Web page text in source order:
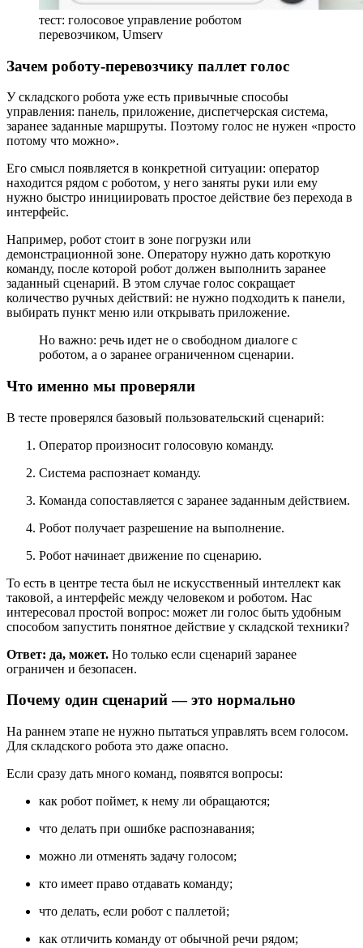
тест: голосовое управление роботом
перевозчиком, Umserv
Зачем роботу-перевозчику паллет голос
У складского робота уже есть привычные способы
управления: панель, приложение, диспетчерская система,
заранее заданные маршруты. Поэтому голос не нужен «просто
потому что можно».
Его смысл появляется в конкретной ситуации: оператор
находится рядом с роботом, у него заняты руки или ему
нужно быстро инициировать простое действие без перехода в
интерфейс.
Например, робот стоит в зоне погрузки или
демонстрационной зоне. Оператору нужно дать короткую
команду, после которой робот должен выполнить заранее
заданный сценарий. В этом случае голос сокращает
количество ручных действий: не нужно подходить к панели,
выбирать пункт меню или открывать приложение.
Но важно: речь идет не о свободном диалоге с
роботом, а о заранее ограниченном сценарии.
Что именно мы проверяли
В тесте проверялся базовый пользовательский сценарий:
Оператор произносит голосовую команду.
Система распознает команду.
Команда сопоставляется с заранее заданным действием.
Робот получает разрешение на выполнение.
Робот начинает движение по сценарию.
То есть в центре теста был не искусственный интеллект как
таковой, а интерфейс между человеком и роботом. Нас
интересовал простой вопрос: может ли голос быть удобным
способом запустить понятное действие у складской техники?
Ответ: да, может. Но только если сценарий заранее
ограничен и безопасен.
Почему один сценарий — это нормально
На раннем этапе не нужно пытаться управлять всем голосом.
Для складского робота это даже опасно.
Если сразу дать много команд, появятся вопросы:
как робот поймет, к нему ли обращаются;
что делать при ошибке распознавания;
можно ли отменять задачу голосом;
кто имеет право отдавать команду;
что делать, если робот с паллетой;
как отличить команду от обычной речи рядом;